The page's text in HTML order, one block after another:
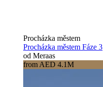
Procházka městem
Procházka městem Fáze 3
od Meraas
from AED 4.1M